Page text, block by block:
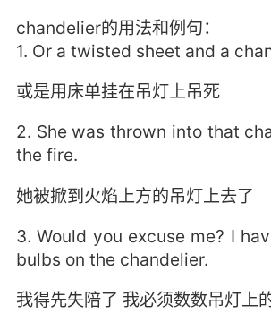
chandelier的用法和例句：
1. Or a twisted sheet and a
或是用床单挂在吊灯上吊死
2. She was thrown into that
the fire.
她被掀到火焰上方的吊灯上去了
3. Would you excuse me? I
bulbs on the chandelier.
我得先失陪了 我必须数数吊灯上